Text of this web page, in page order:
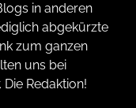
in anderen
abgekürzte
zum ganzen
uns bei
Redaktion!